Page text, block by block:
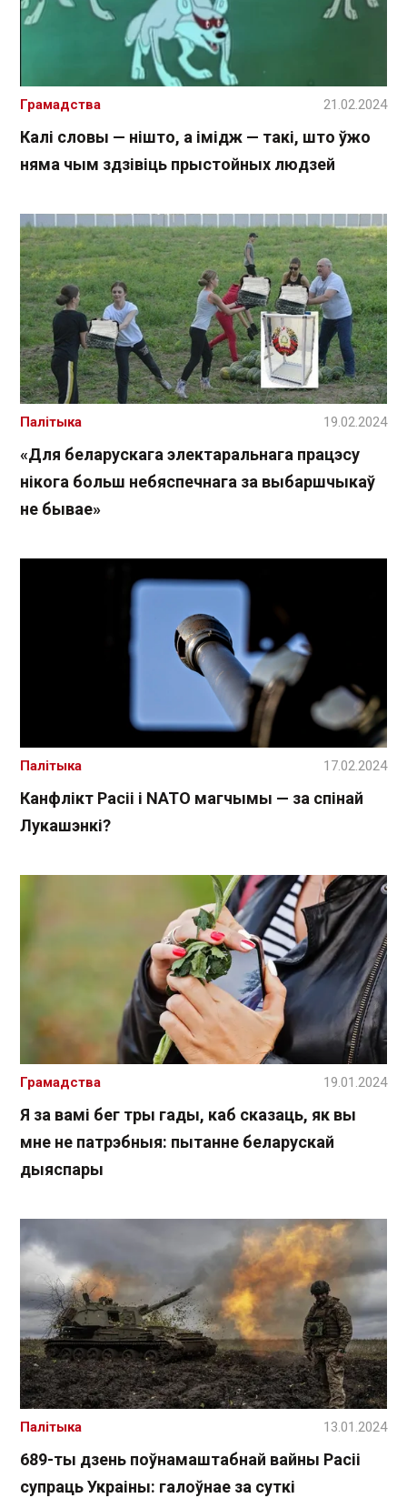
Калі словы — нішто, а імідж — такі, што ўжо
няма чым здзівіць прыстойных людзей
Грамадства 21.02.2024
«Для беларускага электаральнага працэсу
нікога больш небяспечнага за выбаршчыкаў
не бывае»
Палітыка 19.02.2024
Канфлікт Расіі і NATO магчымы — за спінай
Лукашэнкі?
Палітыка 17.02.2024
Я за вамі бег тры гады, каб сказаць, як вы
мне не патрэбныя: пытанне беларускай
дыяспары
Грамадства 19.01.2024
689-ты дзень поўнамаштабнай вайны Расіі
супраць Украіны: галоўнае за суткі
Палітыка 13.01.2024